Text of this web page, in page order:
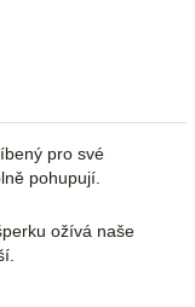
pro své
pohupují.
ožívá naše